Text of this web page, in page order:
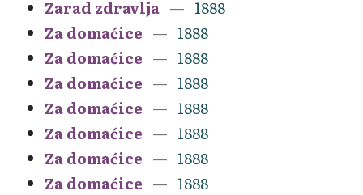
Zarad zdravlja
1888
Za domaćice
1888
Za domaćice
1888
Za domaćice
1888
Za domaćice
1888
Za domaćice
1888
Za domaćice
1888
Za domaćice
1888